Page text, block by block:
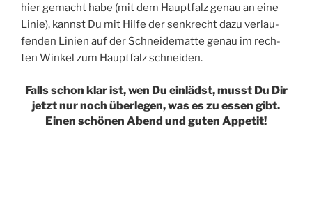
hier gemacht habe (mit dem Haupt­falz genau an eine
Linie), kannst Du mit Hil­fe der senk­recht dazu ver­lau­
fen­den Lini­en auf der Schnei­de­mat­te genau im rech­
ten Win­kel zum Haupt­falz schneiden.
Falls schon klar ist, wen Du einlädst, musst Du Dir
jetzt nur noch überlegen, was es zu essen gibt.
Einen schönen Abend und guten Appetit!